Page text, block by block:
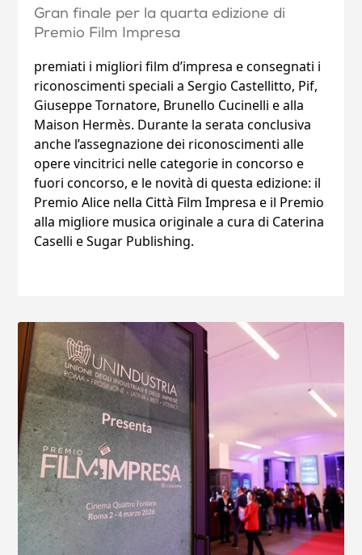
Gran finale per la quarta edizione di
Premio Film Impresa
premiati i migliori film d’impresa e consegnati i
riconoscimenti speciali a Sergio Castellitto, Pif,
Giuseppe Tornatore, Brunello Cucinelli e alla
Maison Hermès. Durante la serata conclusiva
anche l’assegnazione dei riconoscimenti alle
opere vincitrici nelle categorie in concorso e
fuori concorso, e le novità di questa edizione: il
Premio Alice nella Città Film Impresa e il Premio
alla migliore musica originale a cura di Caterina
Caselli e Sugar Publishing.